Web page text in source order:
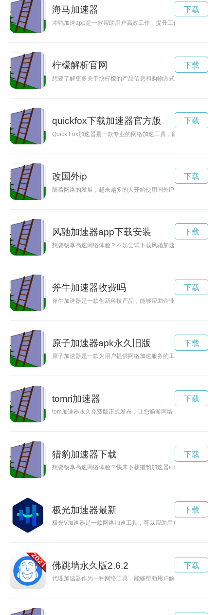
海马加速器
冲鸭加速app是一款帮助用户高效工作、提升工作效率的应用软
下载
柠檬解析官网
想要了解更多关于快柠檬的产品信息和购物方式？不妨探寻一
下载
quickfox下载加速器官方版
Quick Fox加速器是一款专业的网络加速工具，能够帮助用户快
下载
改国外ip
随着网络的发展，越来越多的人开始使用国外IP加速器来提升
下载
风驰加速器app下载安装
想要畅享高速网络体验？不妨尝试下载风驰加速器最新版本，让
下载
斧牛加速器收费吗
斧牛加速器是一款创新科技产品，能够帮助企业实现加速发展
下载
原子加速器apk永久旧版
原子加速器是一款为用户提供网络加速服务的工具，旧版的原
下载
tomri加速器
tom加速器永久免费版正式发布，让您畅游网络，尽在掌握。
下载
猎豹加速器下载
想要畅享高速网络体验？快来下载猎豹加速器ios版本，提供稳
下载
极光加速器最新
极光V加速器是一款网络加速工具，可以帮助用户提高上网速度
下载
佛跳墙永久版2.6.2
代理加速器作为一种网络工具，能够帮助用户解决网络访问速
下载